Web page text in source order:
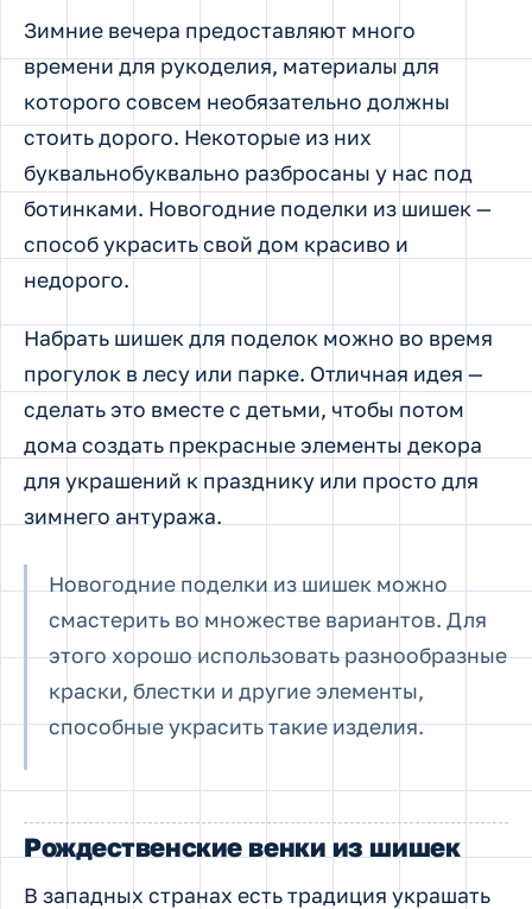
Зимние вечера предоставляют много
времени для рукоделия, материалы для
которого совсем необязательно должны
стоить дорого. Некоторые из них
буквальнобуквально разбросаны у нас под
ботинками. Новогодние поделки из шишек —
способ украсить свой дом красиво и
недорого.
Набрать шишек для поделок можно во время
прогулок в лесу или парке. Отличная идея —
сделать это вместе с детьми, чтобы потом
дома создать прекрасные элементы декора
для украшений к празднику или просто для
зимнего антуража.
Новогодние поделки из шишек можно
смастерить во множестве вариантов. Для
этого хорошо использовать разнообразные
краски, блестки и другие элементы,
способные украсить такие изделия.
Рождественские венки из шишек
В западных странах есть традиция украшать